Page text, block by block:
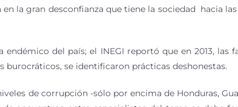
la gran desconfianza que tiene la sociedad hacia
del país; el INEGI reportó que en 2013,
burocráticos, se identificaron prácticas deshonestas.
de corrupción -sólo por encima de Honduras,